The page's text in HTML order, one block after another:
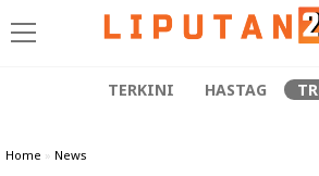
TERKINI HASTAG
Home » News